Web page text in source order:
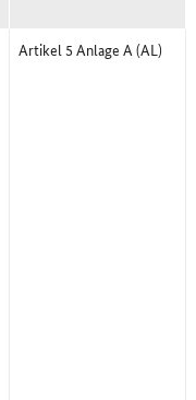
Artikel 5 Anlage A (AL)